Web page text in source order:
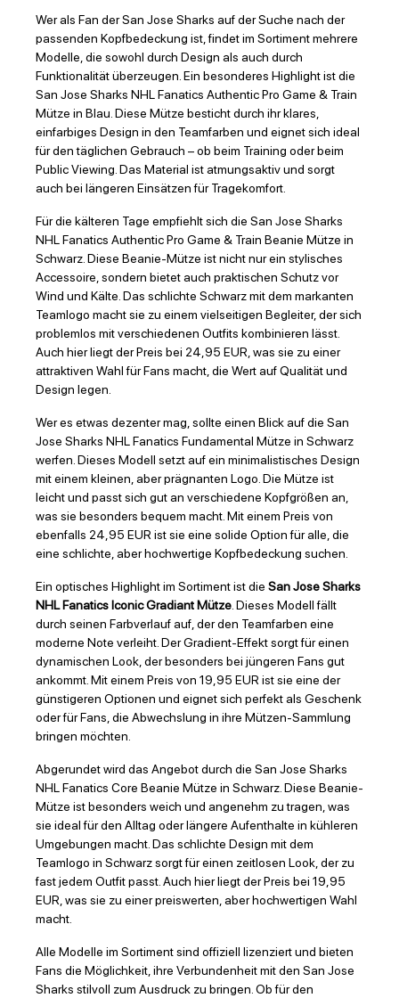
Wer als Fan der San Jose Sharks auf der Suche nach der
passenden Kopfbedeckung ist, findet im Sortiment mehrere
Modelle, die sowohl durch Design als auch durch
Funktionalität überzeugen. Ein besonderes Highlight ist die
San Jose Sharks NHL Fanatics Authentic Pro Game & Train
Mütze in Blau. Diese Mütze besticht durch ihr klares,
einfarbiges Design in den Teamfarben und eignet sich ideal
für den täglichen Gebrauch – ob beim Training oder beim
Public Viewing. Das Material ist atmungsaktiv und sorgt
auch bei längeren Einsätzen für Tragekomfort.
Für die kälteren Tage empfiehlt sich die San Jose Sharks
NHL Fanatics Authentic Pro Game & Train Beanie Mütze in
Schwarz. Diese Beanie-Mütze ist nicht nur ein stylisches
Accessoire, sondern bietet auch praktischen Schutz vor
Wind und Kälte. Das schlichte Schwarz mit dem markanten
Teamlogo macht sie zu einem vielseitigen Begleiter, der sich
problemlos mit verschiedenen Outfits kombinieren lässt.
Auch hier liegt der Preis bei 24,95 EUR, was sie zu einer
attraktiven Wahl für Fans macht, die Wert auf Qualität und
Design legen.
Wer es etwas dezenter mag, sollte einen Blick auf die San
Jose Sharks NHL Fanatics Fundamental Mütze in Schwarz
werfen. Dieses Modell setzt auf ein minimalistisches Design
mit einem kleinen, aber prägnanten Logo. Die Mütze ist
leicht und passt sich gut an verschiedene Kopfgrößen an,
was sie besonders bequem macht. Mit einem Preis von
ebenfalls 24,95 EUR ist sie eine solide Option für alle, die
eine schlichte, aber hochwertige Kopfbedeckung suchen.
Ein optisches Highlight im Sortiment ist die San Jose Sharks
NHL Fanatics Iconic Gradiant Mütze. Dieses Modell fällt
durch seinen Farbverlauf auf, der den Teamfarben eine
moderne Note verleiht. Der Gradient-Effekt sorgt für einen
dynamischen Look, der besonders bei jüngeren Fans gut
ankommt. Mit einem Preis von 19,95 EUR ist sie eine der
günstigeren Optionen und eignet sich perfekt als Geschenk
oder für Fans, die Abwechslung in ihre Mützen-Sammlung
bringen möchten.
Abgerundet wird das Angebot durch die San Jose Sharks
NHL Fanatics Core Beanie Mütze in Schwarz. Diese Beanie-
Mütze ist besonders weich und angenehm zu tragen, was
sie ideal für den Alltag oder längere Aufenthalte in kühleren
Umgebungen macht. Das schlichte Design mit dem
Teamlogo in Schwarz sorgt für einen zeitlosen Look, der zu
fast jedem Outfit passt. Auch hier liegt der Preis bei 19,95
EUR, was sie zu einer preiswerten, aber hochwertigen Wahl
macht.
Alle Modelle im Sortiment sind offiziell lizenziert und bieten
Fans die Möglichkeit, ihre Verbundenheit mit den San Jose
Sharks stilvoll zum Ausdruck zu bringen. Ob für den